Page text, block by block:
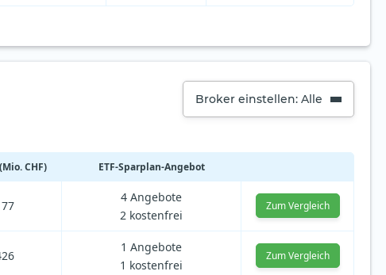
Broker einstellen: Alle
CHF) ETF-Sparplan-Angebot
4 Angebote
2 kostenfrei
Zum Vergleich
1 Angebote
1 kostenfrei
Zum Vergleich